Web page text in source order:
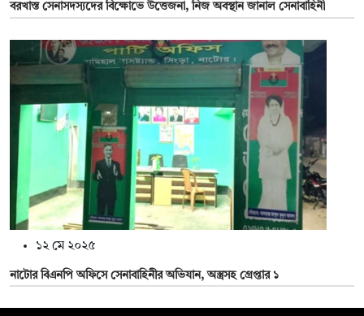
বরখাস্ত সেনাসদস্যদের বিক্ষোভে উত্তেজনা, নিজ অবস্থান জানাল সেনাবাহিনী
১২ মে ২০২৫
নাটোর বিএনপি অফিসে সেনাবাহিনীর অভিযান, অস্ত্রসহ গ্রেপ্তার ১